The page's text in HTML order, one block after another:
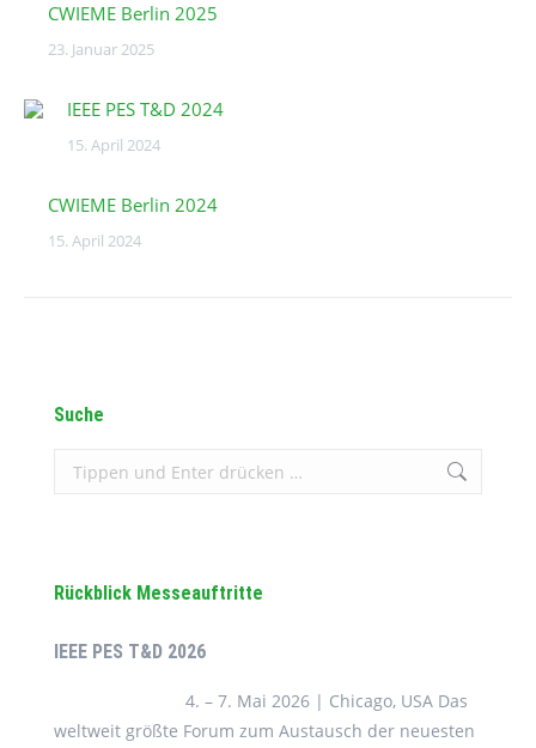
CWIEME Berlin 2025
23. Januar 2025
IEEE PES T&D 2024
15. April 2024
CWIEME Berlin 2024
15. April 2024
Suche
Search:
Rückblick Messeauftritte
IEEE PES T&D 2026
4. – 7. Mai 2026 | Chicago, USA Das
weltweit größte Forum zum Austausch der neuesten